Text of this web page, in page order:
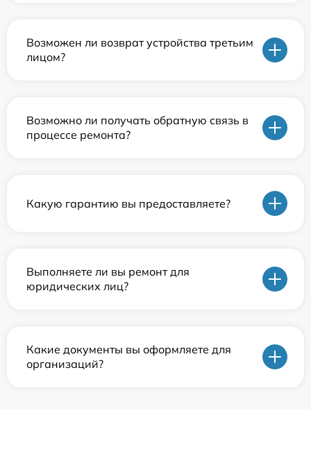
Возможен ли возврат устройства третьим
лицом?
Возможно ли получать обратную связь в
процессе ремонта?
Какую гарантию вы предоставляете?
Выполняете ли вы ремонт для
юридических лиц?
Какие документы вы оформляете для
организаций?